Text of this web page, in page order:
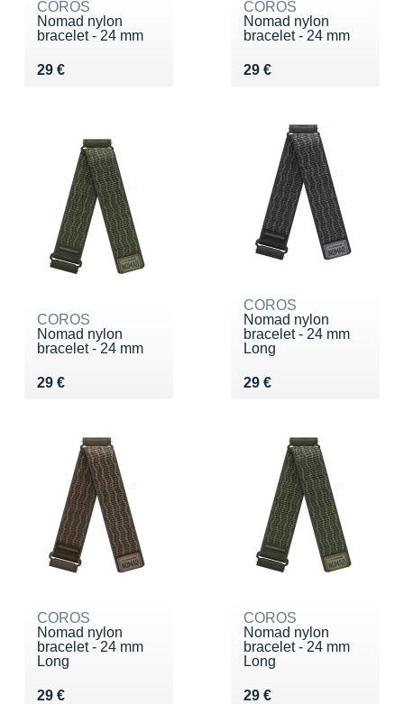
COROS
Nomad nylon
bracelet - 24 mm
29 €
Vendu 29 €
COROS
Nomad nylon
bracelet - 24 mm
29 €
Vendu 29 €
COROS
Nomad nylon
bracelet - 24 mm
29 €
Vendu 29 €
COROS
Nomad nylon
bracelet - 24 mm
Long
29 €
Vendu 29 €
COROS
Nomad nylon
bracelet - 24 mm
Long
29 €
Vendu 29 €
COROS
Nomad nylon
bracelet - 24 mm
Long
29 €
Vendu 29 €